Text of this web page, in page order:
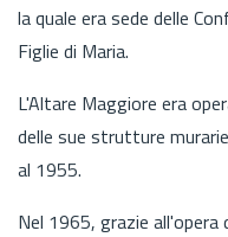
la quale era sede delle
Figlie di Maria.
L'Altare Maggiore era
delle sue strutture
al 1955.
Nel 1965, grazie all'opera